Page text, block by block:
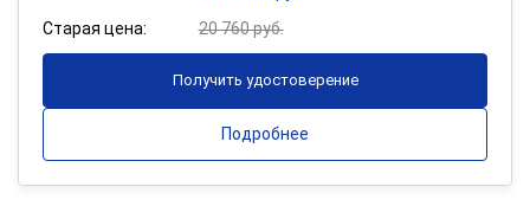
Старая цена:
20 760 руб.
Получить удостоверение
Подробнее